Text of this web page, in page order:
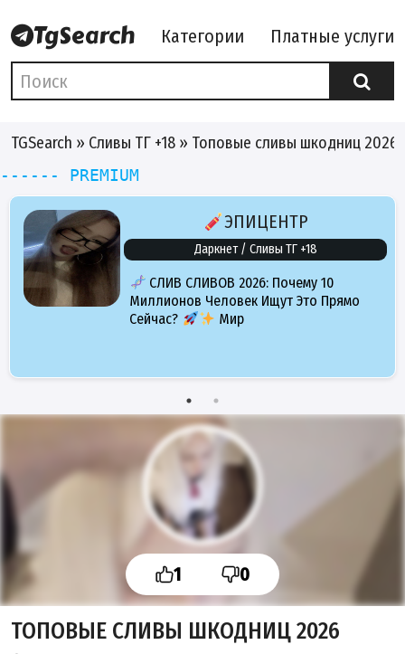
Категории Платные услуги
TGSearch » Сливы ТГ +18 » Топовые сливы шкодниц 2026
------ PREMIUM
ЭПИЦЕНТР
Даркнет / Сливы ТГ +18
СЛИВ СЛИВОВ 2026: Почему 10
Миллионов Человек Ищут Это Прямо
Сейчас?
Мир
1 0
ТОПОВЫЕ СЛИВЫ ШКОДНИЦ 2026